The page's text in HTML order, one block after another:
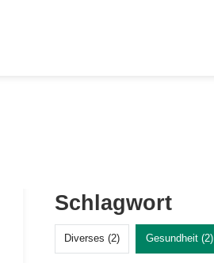
Schlagwort
Diverses (2) Gesundheit (2)